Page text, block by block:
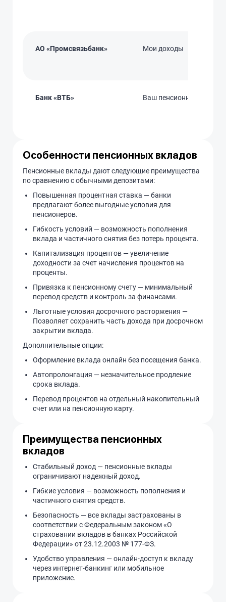
АО «Промсвязьбанк» Мои доходы
Банк «ВТБ» Ваш пенсионный
Особенности пенсионных вкладов
Пенсионные вклады дают следующие преимущества
по сравнению с обычными депозитами:
Повышенная процентная ставка — банки
предлагают более выгодные условия для
пенсионеров.
Гибкость условий — возможность пополнения
вклада и частичного снятия без потерь процента.
Капитализация процентов — увеличение
доходности за счет начисления процентов на
проценты.
Привязка к пенсионному счету — минимальный
перевод средств и контроль за финансами.
Льготные условия досрочного расторжения —
Позволяет сохранить часть дохода при досрочном
закрытии вклада.
Дополнительные опции:
Оформление вклада онлайн без посещения банка.
Автопролонгация — незначительное продление
срока вклада.
Перевод процентов на отдельный накопительный
счет или на пенсионную карту.
Преимущества пенсионных
вкладов
Стабильный доход — пенсионные вклады
ограничивают надежный доход.
Гибкие условия — возможность пополнения и
частичного снятия средств.
Безопасность — все вклады застрахованы в
соответствии с Федеральным законом «О
страховании вкладов в банках Российской
Федерации» от 23.12.2003 № 177-ФЗ.
Удобство управления — онлайн-доступ к вкладу
через интернет-банкинг или мобильное
приложение.